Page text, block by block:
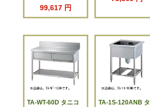
99,617 円
TA-WT-60D タニコ
TA-1S-120ANB タ